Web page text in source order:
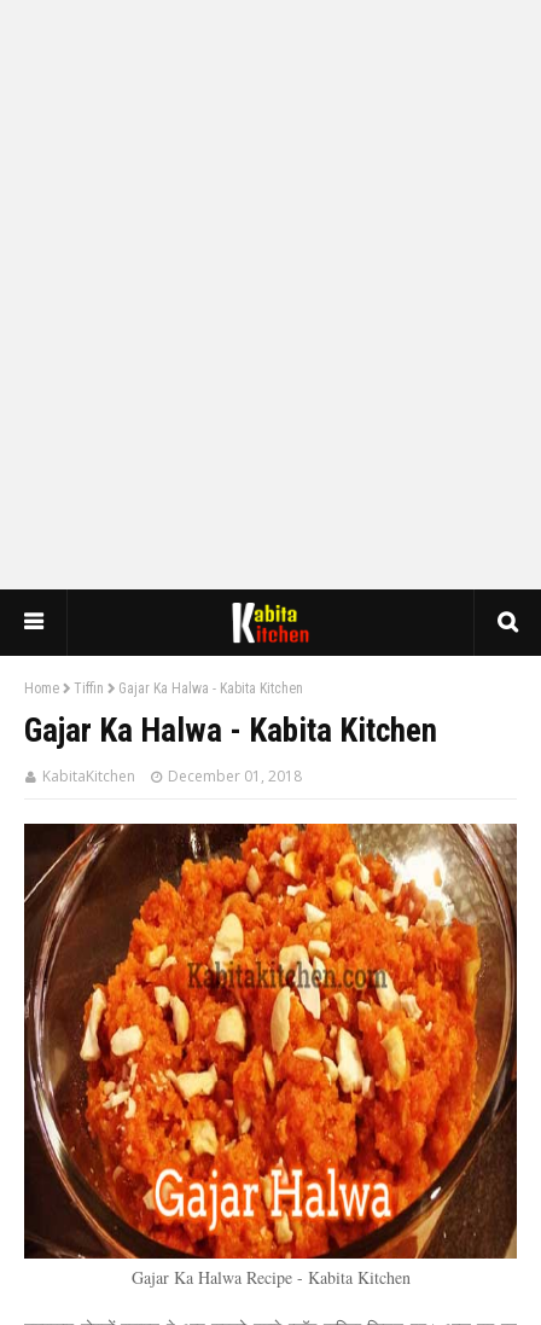
Home Tiffin Gajar Ka Halwa - Kabita Kitchen
Gajar Ka Halwa - Kabita Kitchen
KabitaKitchen December 01, 2018
Gajar Ka Halwa Recipe - Kabita Kitchen